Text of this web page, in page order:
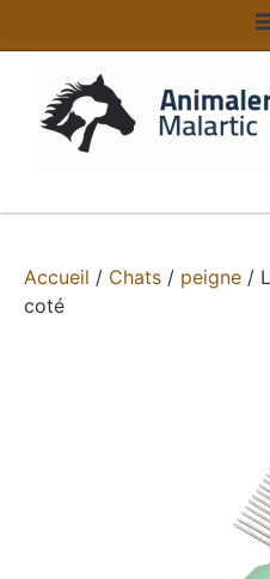
Accueil / Chats / peigne /
coté